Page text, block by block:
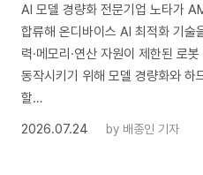
AI 모델 경량화 전문기업 노타가
합류해 온디바이스 AI 최적화 기술
력·메모리·연산 자원이 제한된 로
동작시키기 위해 모델 경량화와 하
할…
2026.07.24
by 배종인 기자